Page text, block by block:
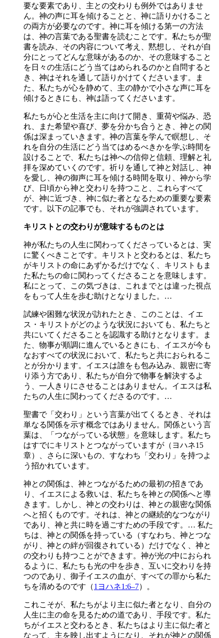
要な要素であり、主との交わりも例外ではありませ
ん。神の声に耳を傾けることと、神に語りかけること
の両方が必要なのです。神に耳を傾ける第一の方法
は、神の言葉である聖書を読むことです。私たちが聖
書を読み、その内容について考え、黙想し、それが自
分にとってどんな意味があるのか、その意味すること
を日々の生活にどう当てはめられるのかと自問すると
き、神はそれを通して語りかけてくださいます。ま
た、私たちが心を静めて、主の静かで小さな声に耳を
傾けるときにも、神は語ってくださいます。
私たちが心と生活を主に向けて開き、重荷や悩み、恐
れ、また希望や喜び、夢を分かち合うとき、神との関
係は深まっていきます。神の言葉を学んで瞑想し、そ
れを自分の生活にどう当てはめるべきかを学ぶ時間を
設けることで、私たちは神への信仰と信頼、理解と礼
拝を深めていくのです。祈りを通して神と対話し、神
を愛し、神の御声に耳を傾ける時間を取り、神から学
び、日頃から神と交わりを持つこと、これらすべて
が、神に近づき、神に似た者となるための重要な要素
です。以下の記事でも、それが強調されています。
キリストとの交わりが意味するものとは
神が私たちの人生に関わってくださっているとは、実
に驚くべきことです。キリストと交わるとは、私たち
がキリストの命にあずかるだけでなく、キリストもま
た私たちの命に関わってくださることを意味します。
私にとって、この気づきは、これまでとは違った視点
をもって人生を歩む助けとなりました。…
試練や困難な状況が訪れたとき、このことは、イエ
ス・キリストがどのような状況においても、私たちと
共にいてくださることを認識する助けとなります。ま
た、物事が順調に進んでいるときにも、イエスが今も
なおすべての状況において、私たちと共におられるこ
とが分かります。イエスは誰をも包み込み、親密に寄
り添う方であり、私たちが自分で物事を解決するよ
う、一人きりにさせることはありません。イエスは私
たちの人生に関わってくださるのです。…
聖書で「交わり」という言葉が出てくるとき、それは
単なる関係を示す概念ではありません。関係という言
葉は、「つながっている状態」を意味します。私たち
はすでにキリストとつながっていますが（ヨハネ15
章）、さらに深いもの、すなわち「交わり」を持つよ
う招かれています。
神との関係は、神とつながるための最初の招きであ
り、イエスによる救いは、私たちを神との関係へと導
きます。しかし、神との交わりは、神との親密な関係
へと招くものです。それは、神との継続的なつながり
であり、神と共に時を過ごすための手段です。… 私た
ちは、神との関係を持っている（すなわち、神とつな
がり、神との絆が回復されている）だけでなく、神と
の交わりも持つことができます。神が光の中におられ
るように、私たちも光の中を歩き、互いに交わりを持
つのであり、御子イエスの血が、すべての罪から私た
ちを清めるのです（1ヨハネ1:6–7）。
これこそが、私たちがより主に似た者となり、自分の
人生に主の命を見るための道であり、手段です。私た
ちがイエスと交わるとき、私たちはより主に似た者と
なって、主を映し出すようになり、それが神との関係